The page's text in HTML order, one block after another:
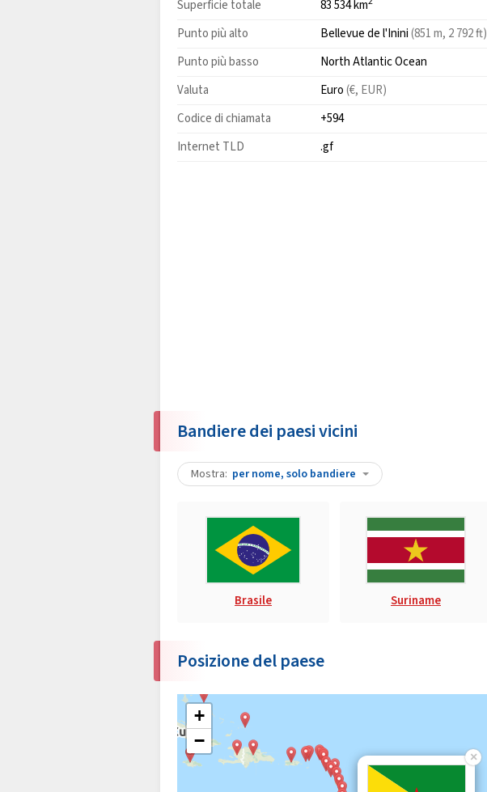
Superficie totale
83 534 km
Punto più alto Bellevue de l'Inini(851 m, 2 792 ft)
Punto più basso
North Atlantic Ocean
Valuta
Euro(€, EUR)
Codice di chiamata
+594
Internet TLD
.gf
Bandiere dei paesi vicini
Mostra per nome, solo bandiere
Brasile Suriname
Posizione del paese
×
+
−